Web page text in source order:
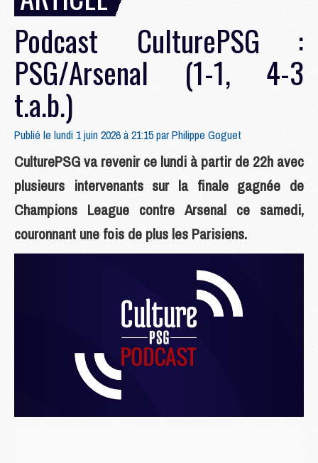
Podcast CulturePSG :
PSG/Arsenal (1-1, 4-3
t.a.b.)
Publié le lundi 1 juin 2026 à 21:15 parPhilippe Goguet
CulturePSG va revenir ce lundi à partir de 22h avec
plusieurs intervenants sur la finale gagnée de
Champions League contre Arsenal ce samedi,
couronnant une fois de plus les Parisiens.